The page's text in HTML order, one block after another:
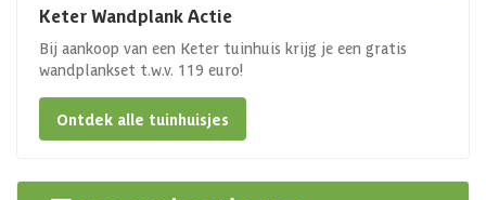
Keter Wandplank Actie
Bij aankoop van een Keter tuinhuis krijg je een gratis
wandplankset t.w.v. 119 euro!
Ontdek alle tuinhuisjes